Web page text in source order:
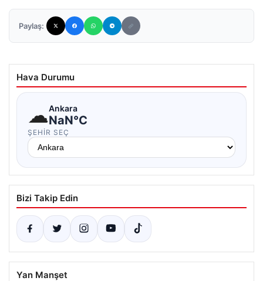
Paylaş:
Hava Durumu
☁Ankara
NaN°C
ŞEHIR SEÇ
Bizi Takip Edin
Yan Manşet